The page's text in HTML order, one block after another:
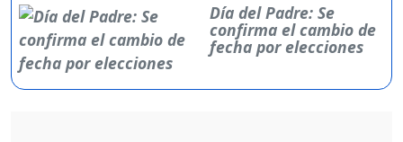
Día del Padre: Se
confirma el cambio de
fecha por elecciones